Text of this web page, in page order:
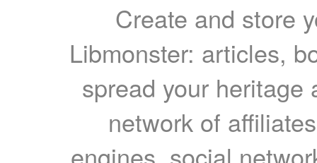
Create and store
Libmonster: articles,
spread your heritage
network of